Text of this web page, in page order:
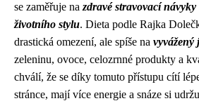
se zaměřuje na zdravé stravovací návyky
životního stylu. Dieta podle Rajka
drastická omezení, ale spíše na vyvážený
zeleninu, ovoce, celozrnné produkty a
chválí, že se díky tomuto přístupu cítí
stránce, mají více energie a snáze si